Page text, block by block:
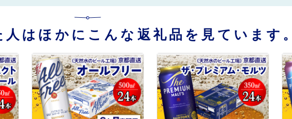
はほかにこんな返礼品を見ています。